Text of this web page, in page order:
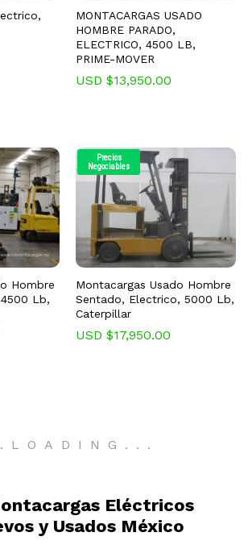
MONTACARGAS USADO
HOMBRE PARADO,
ELECTRICO, 4500 LB,
PRIME-MOVER
USD $13,950.00
Hombre
Lb,
Precios
Negociables
Montacargas Usado Hombre
Sentado, Electrico, 5000 Lb,
Caterpillar
USD $17,950.00
. LOADING . . .
Eléctricos
y Usados México